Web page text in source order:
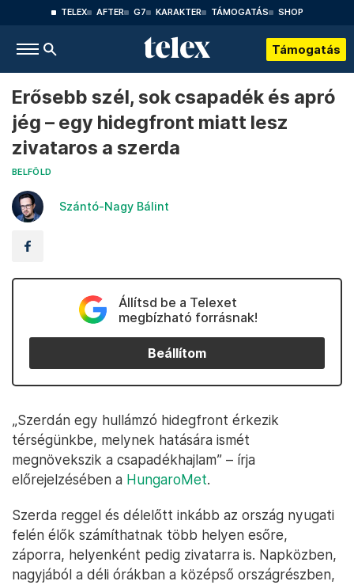
TELEX AFTER G7 KARAKTER TÁMOGATÁS SHOP
Támogatás
Erősebb szél, sok csapadék és apró
jég – egy hidegfront miatt lesz
zivataros a szerda
BELFÖLD
Szántó-Nagy Bálint
Állítsd be a Telexet
megbízható forrásnak!
Beállítom
„Szerdán egy hullámzó hidegfront érkezik
térségünkbe, melynek hatására ismét
megnövekszik a csapadékhajlam” – írja
előrejelzésében a HungaroMet.
Szerda reggel és délelőtt inkább az ország nyugati
felén élők számíthatnak több helyen esőre,
záporra, helyenként pedig zivatarra is. Napközben,
nagyjából a déli órákban a középső országrészben,